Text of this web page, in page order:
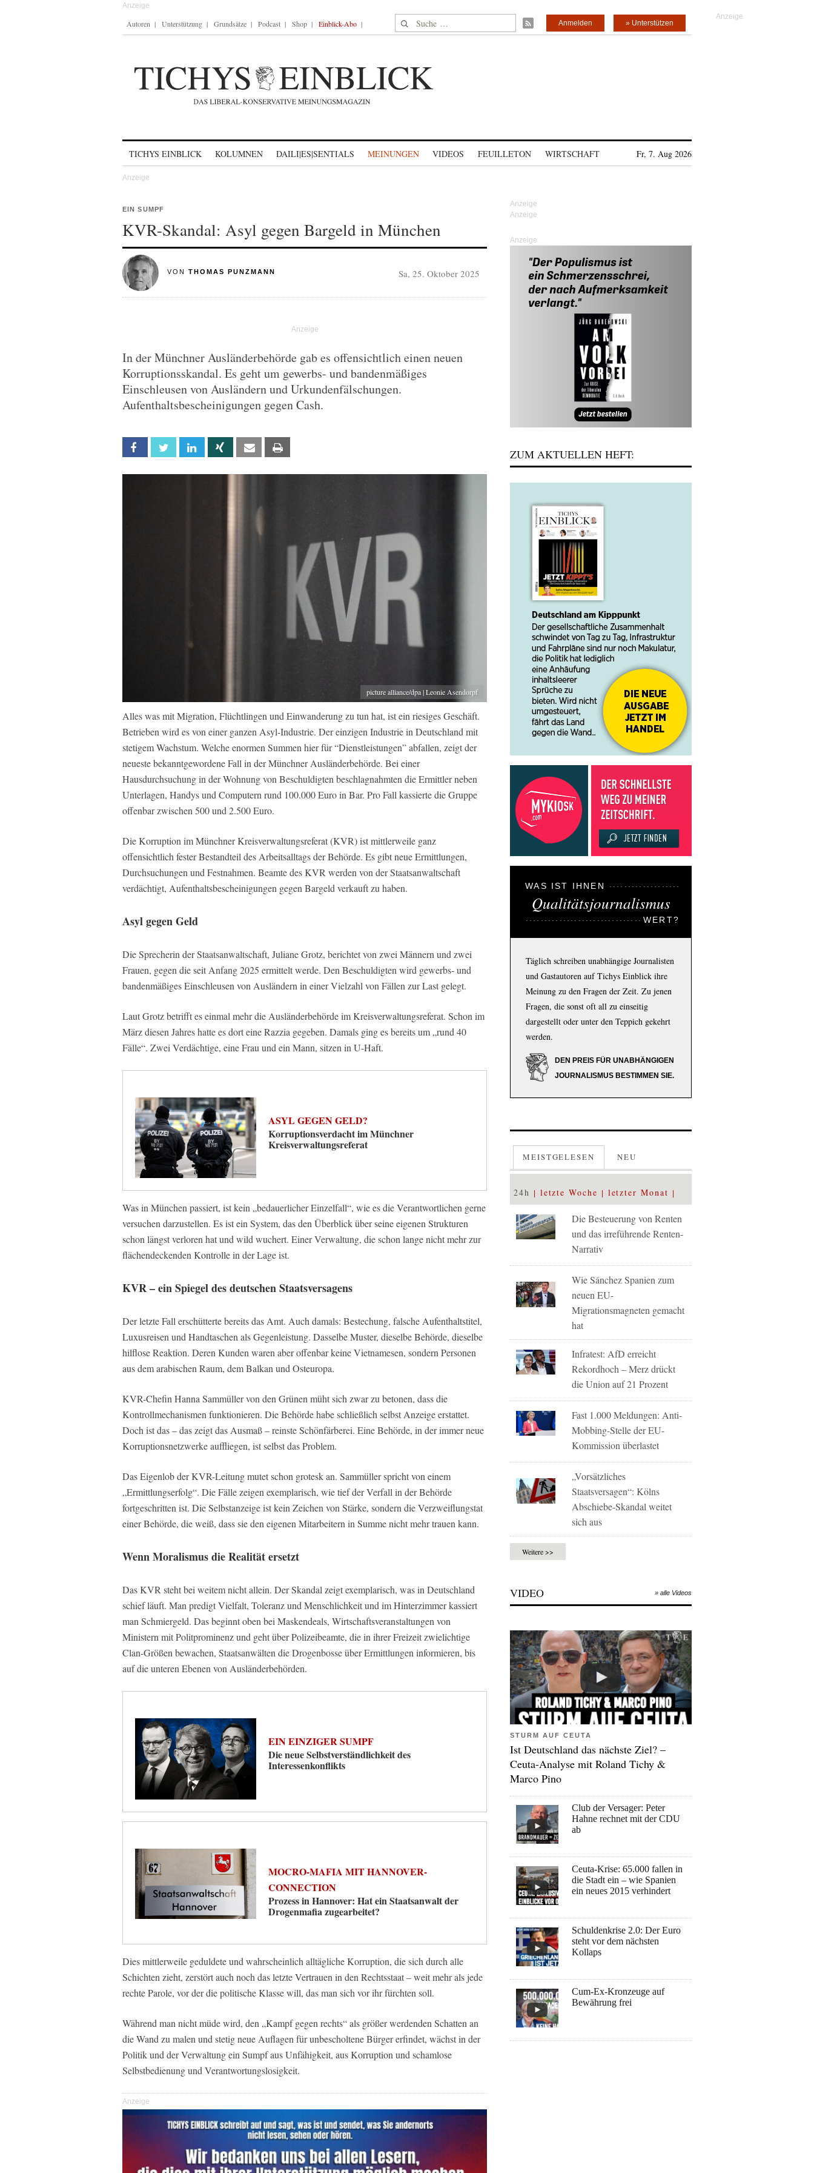
Autoren Unterstützung Grundsätze Podcast Shop Einblick-Abo Suche nach: » Unterstützen
Anmelden
TICHYS EINBLICK KOLUMNEN DAILI|ES|SENTIALS MEINUNGEN VIDEOS FEUILLETON WIRTSCHAFT Fr, 7. Aug 2026
EIN SUMPF
KVR-Skandal: Asyl gegen Bargeld in München
VON THOMAS PUNZMANN Sa, 25. Oktober 2025
In der Münchner Ausländerbehörde gab es offensichtlich einen neuen
Korruptionsskandal. Es geht um gewerbs- und bandenmäßiges
Einschleusen von Ausländern und Urkundenfälschungen.
Aufenthaltsbescheinigungen gegen Cash.
Facebook Twitter Linkedin Xing Email
picture alliance/dpa | Leonie Asendorpf
Alles was mit Migration, Flüchtlingen und Einwanderung zu tun hat, ist ein riesiges Geschäft.
Betrieben wird es von einer ganzen Asyl-Industrie. Der einzigen Industrie in Deutschland mit
stetigem Wachstum. Welche enormen Summen hier für “Dienstleistungen” abfallen, zeigt der
neueste bekanntgewordene Fall in der Münchner Ausländerbehörde. Bei einer
Hausdurchsuchung in der Wohnung von Beschuldigten beschlagnahmten die Ermittler neben
Unterlagen, Handys und Computern rund 100.000 Euro in Bar. Pro Fall kassierte die Gruppe
offenbar zwischen 500 und 2.500 Euro.
Die Korruption im Münchner Kreisverwaltungsreferat (KVR) ist mittlerweile ganz
offensichtlich fester Bestandteil des Arbeitsalltags der Behörde. Es gibt neue Ermittlungen,
Durchsuchungen und Festnahmen. Beamte des KVR werden von der Staatsanwaltschaft
verdächtigt, Aufenthaltsbescheinigungen gegen Bargeld verkauft zu haben.
Asyl gegen Geld
Die Sprecherin der Staatsanwaltschaft, Juliane Grotz, berichtet von zwei Männern und zwei
Frauen, gegen die seit Anfang 2025 ermittelt werde. Den Beschuldigten wird gewerbs- und
bandenmäßiges Einschleusen von Ausländern in einer Vielzahl von Fällen zur Last gelegt.
Laut Grotz betrifft es einmal mehr die Ausländerbehörde im Kreisverwaltungsreferat. Schon im
März diesen Jahres hatte es dort eine Razzia gegeben. Damals ging es bereits um „rund 40
Fälle“. Zwei Verdächtige, eine Frau und ein Mann, sitzen in U-Haft.
ASYL GEGEN GELD?
Korruptionsverdacht im Münchner
Kreisverwaltungsreferat
Was in München passiert, ist kein „bedauerlicher Einzelfall“, wie es die Verantwortlichen gerne
versuchen darzustellen. Es ist ein System, das den Überblick über seine eigenen Strukturen
schon längst verloren hat und wild wuchert. Einer Verwaltung, die schon lange nicht mehr zur
flächendeckenden Kontrolle in der Lage ist.
KVR – ein Spiegel des deutschen Staatsversagens
Der letzte Fall erschütterte bereits das Amt. Auch damals: Bestechung, falsche Aufenthaltstitel,
Luxusreisen und Handtaschen als Gegenleistung. Dasselbe Muster, dieselbe Behörde, dieselbe
hilflose Reaktion. Deren Kunden waren aber offenbar keine Vietnamesen, sondern Personen
aus dem arabischen Raum, dem Balkan und Osteuropa.
KVR-Chefin Hanna Sammüller von den Grünen müht sich zwar zu betonen, dass die
Kontrollmechanismen funktionieren. Die Behörde habe schließlich selbst Anzeige erstattet.
Doch ist das – das zeigt das Ausmaß – reinste Schönfärberei. Eine Behörde, in der immer neue
Korruptionsnetzwerke auffliegen, ist selbst das Problem.
Das Eigenlob der KVR-Leitung mutet schon grotesk an. Sammüller spricht von einem
„Ermittlungserfolg“. Die Fälle zeigen exemplarisch, wie tief der Verfall in der Behörde
fortgeschritten ist. Die Selbstanzeige ist kein Zeichen von Stärke, sondern die Verzweiflungstat
einer Behörde, die weiß, dass sie den eigenen Mitarbeitern in Summe nicht mehr trauen kann.
Wenn Moralismus die Realität ersetzt
Das KVR steht bei weitem nicht allein. Der Skandal zeigt exemplarisch, was in Deutschland
schief läuft. Man predigt Vielfalt, Toleranz und Menschlichkeit und im Hinterzimmer kassiert
man Schmiergeld. Das beginnt oben bei Maskendeals, Wirtschaftsveranstaltungen von
Ministern mit Politprominenz und geht über Polizeibeamte, die in ihrer Freizeit zwielichtige
Clan-Größen bewachen, Staatsanwälten die Drogenbosse über Ermittlungen informieren, bis
auf die unteren Ebenen von Ausländerbehörden.
EIN EINZIGER SUMPF
Die neue Selbstverständlichkeit des
Interessenkonflikts
MOCRO-MAFIA MIT HANNOVER-
CONNECTION
Prozess in Hannover: Hat ein Staatsanwalt der
Drogenmafia zugearbeitet?
Dies mittlerweile geduldete und wahrscheinlich alltägliche Korruption, die sich durch alle
Schichten zieht, zerstört auch noch das letzte Vertrauen in den Rechtsstaat – weit mehr als jede
rechte Parole, vor der die politische Klasse will, das man sich vor ihr fürchten soll.
Während man nicht müde wird, den „Kampf gegen rechts“ als größer werdenden Schatten an
die Wand zu malen und stetig neue Auflagen für unbescholtene Bürger erfindet, wächst in der
Politik und der Verwaltung ein Sumpf aus Unfähigkeit, aus Korruption und schamlose
Selbstbedienung und Verantwortungslosigkeit.
Anzeige
Anzeige
ZUM AKTUELLEN HEFT:
WAS IST IHNEN
Qualitätsjournalismus
WERT?
Täglich schreiben unabhängige Journalisten
und Gastautoren auf Tichys Einblick ihre
Meinung zu den Fragen der Zeit. Zu jenen
Fragen, die sonst oft all zu einseitig
dargestellt oder unter den Teppich gekehrt
werden.
DEN PREIS FÜR UNABHÄNGIGEN
JOURNALISMUS BESTIMMEN SIE.
MEISTGELESEN NEU
24h letzte Woche letzter Monat
Die Besteuerung von Renten
und das irreführende Renten-
Narrativ
Wie Sánchez Spanien zum
neuen EU-
Migrationsmagneten gemacht
hat
Infratest: AfD erreicht
Rekordhoch – Merz drückt
die Union auf 21 Prozent
Fast 1.000 Meldungen: Anti-
Mobbing-Stelle der EU-
Kommission überlastet
„Vorsätzliches
Staatsversagen“: Kölns
Abschiebe-Skandal weitet
sich aus
Weitere >>
VIDEO » alle Videos
STURM AUF CEUTA
Ist Deutschland das nächste Ziel? –
Ceuta-Analyse mit Roland Tichy &
Marco Pino
Club der Versager: Peter
Hahne rechnet mit der CDU
ab
Ceuta-Krise: 65.000 fallen in
die Stadt ein – wie Spanien
ein neues 2015 verhindert
Schuldenkrise 2.0: Der Euro
steht vor dem nächsten
Kollaps
Cum-Ex-Kronzeuge auf
Bewährung frei